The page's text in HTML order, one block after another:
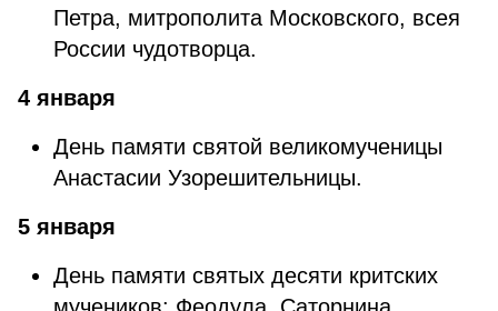
Петра, митрополита Московского, всея
России чудотворца.
4 января
День памяти святой великомученицы
Анастасии Узорешительницы.
5 января
День памяти святых десяти критских